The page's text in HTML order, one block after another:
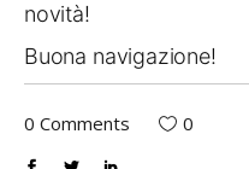
novità!
Buona navigazione!
0 Comments 0